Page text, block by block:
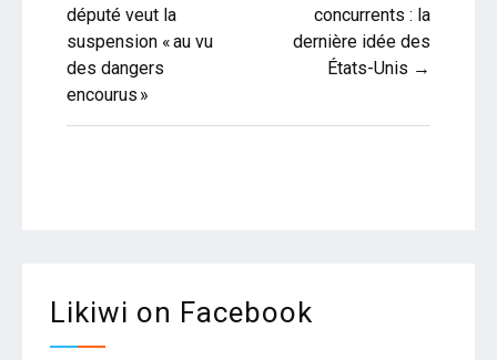
l’article
député veut la
suspension « au vu
des dangers
encourus »
concurrents : la
dernière idée des
États-Unis →
Likiwi on Facebook